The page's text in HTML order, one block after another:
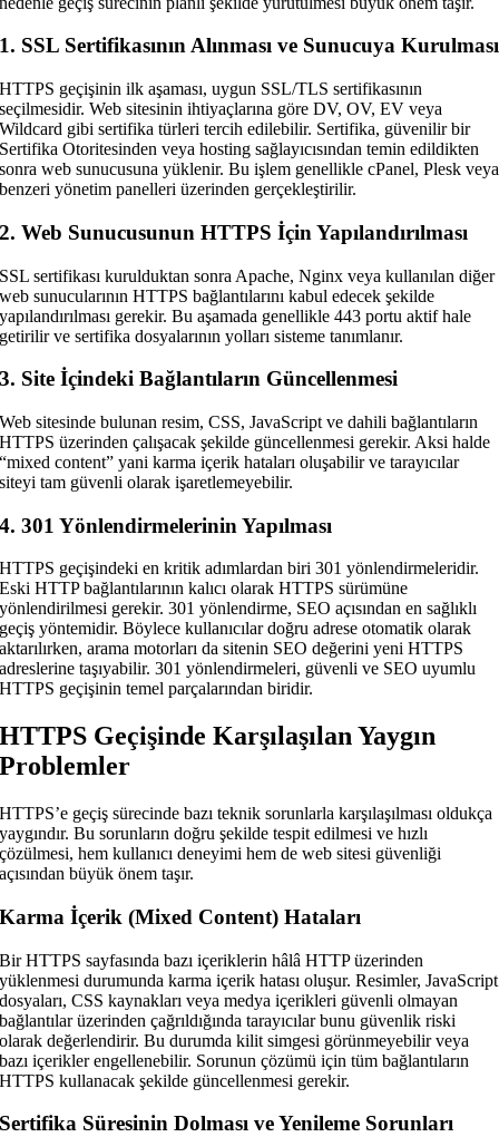
1. SSL Sertifikasının Alınması ve Sunucuya Kurulması
HTTPS geçişinin ilk aşaması, uygun SSL/TLS sertifikasının
seçilmesidir. Web sitesinin ihtiyaçlarına göre DV, OV, EV veya
Wildcard gibi sertifika türleri tercih edilebilir. Sertifika, güvenilir bir
Sertifika Otoritesinden veya hosting sağlayıcısından temin edildikten
sonra web sunucusuna yüklenir. Bu işlem genellikle cPanel, Plesk veya
benzeri yönetim panelleri üzerinden gerçekleştirilir.
2. Web Sunucusunun HTTPS İçin Yapılandırılması
SSL sertifikası kurulduktan sonra Apache, Nginx veya kullanılan diğer
web sunucularının HTTPS bağlantılarını kabul edecek şekilde
yapılandırılması gerekir. Bu aşamada genellikle 443 portu aktif hale
getirilir ve sertifika dosyalarının yolları sisteme tanımlanır.
3. Site İçindeki Bağlantıların Güncellenmesi
Web sitesinde bulunan resim, CSS, JavaScript ve dahili bağlantıların
HTTPS üzerinden çalışacak şekilde güncellenmesi gerekir. Aksi halde
“mixed content” yani karma içerik hataları oluşabilir ve tarayıcılar
siteyi tam güvenli olarak işaretlemeyebilir.
4. 301 Yönlendirmelerinin Yapılması
HTTPS geçişindeki en kritik adımlardan biri 301 yönlendirmeleridir.
Eski HTTP bağlantılarının kalıcı olarak HTTPS sürümüne
yönlendirilmesi gerekir. 301 yönlendirme, SEO açısından en sağlıklı
geçiş yöntemidir. Böylece kullanıcılar doğru adrese otomatik olarak
aktarılırken, arama motorları da sitenin SEO değerini yeni HTTPS
adreslerine taşıyabilir. 301 yönlendirmeleri, güvenli ve SEO uyumlu
HTTPS geçişinin temel parçalarından biridir.
HTTPS Geçişinde Karşılaşılan Yaygın
Problemler
HTTPS’e geçiş sürecinde bazı teknik sorunlarla karşılaşılması oldukça
yaygındır. Bu sorunların doğru şekilde tespit edilmesi ve hızlı
çözülmesi, hem kullanıcı deneyimi hem de web sitesi güvenliği
açısından büyük önem taşır.
Karma İçerik (Mixed Content) Hataları
Bir HTTPS sayfasında bazı içeriklerin hâlâ HTTP üzerinden
yüklenmesi durumunda karma içerik hatası oluşur. Resimler, JavaScript
dosyaları, CSS kaynakları veya medya içerikleri güvenli olmayan
bağlantılar üzerinden çağrıldığında tarayıcılar bunu güvenlik riski
olarak değerlendirir. Bu durumda kilit simgesi görünmeyebilir veya
bazı içerikler engellenebilir. Sorunun çözümü için tüm bağlantıların
HTTPS kullanacak şekilde güncellenmesi gerekir.
Sertifika Süresinin Dolması ve Yenileme Sorunları